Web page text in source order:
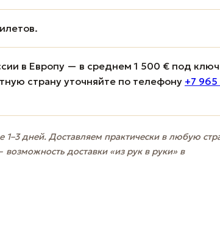
в Европу — в среднем 1 500 € под
страну уточняйте по телефону +7 965
1–3 дней. Доставляем практически в любую
доставки «из рук в руки» в